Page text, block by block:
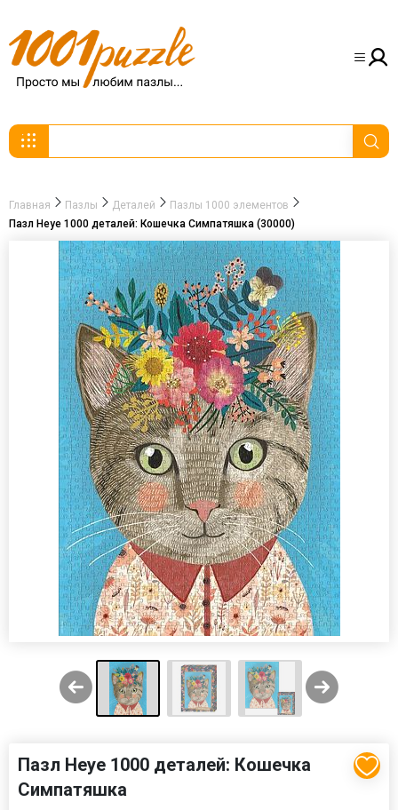
Главная Пазлы Деталей
Пазлы 1000 элементов
Пазл Heye 1000 деталей: Кошечка Симпатяшка (30000)
Пазл Heye 1000 деталей: Кошечка
Симпатяшка